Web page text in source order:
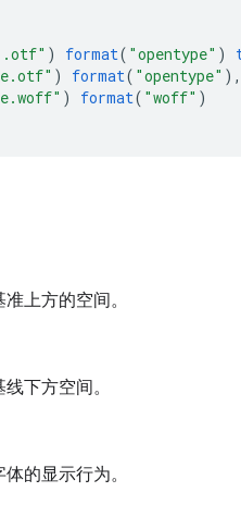
) format( "opentype" )
) format( "opentype" ),
) format( "woff" )
上方的空间。
下方空间。
的显示行为。